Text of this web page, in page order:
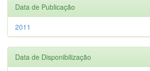
Data de Publicação
2011
Data de Disponibilização